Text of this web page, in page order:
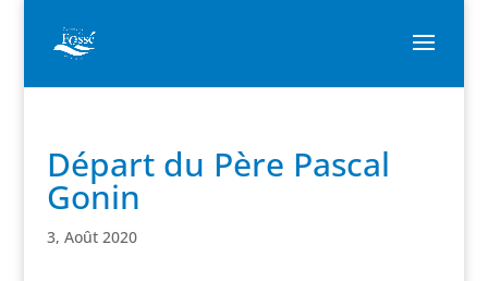
Départ du Père Pascal
Gonin
3, Août 2020